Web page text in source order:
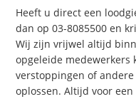
Heeft u direct een
dan op 03-8085500 en
Wij zijn vrijwel altijd
opgeleide medewerkers
verstoppingen of
oplossen. Altijd voor